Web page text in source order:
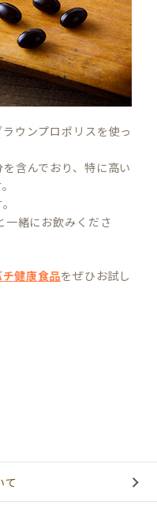
ウンプロポリスを使っ
含んでおり、特に高い
一緒にお飲みくださ
チ健康食品をぜひお試し
て